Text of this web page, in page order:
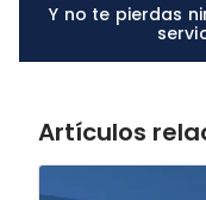
Y no te pierdas
Artículos